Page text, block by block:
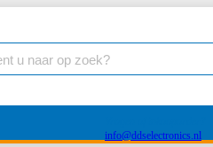
info@ddselectronics.nl